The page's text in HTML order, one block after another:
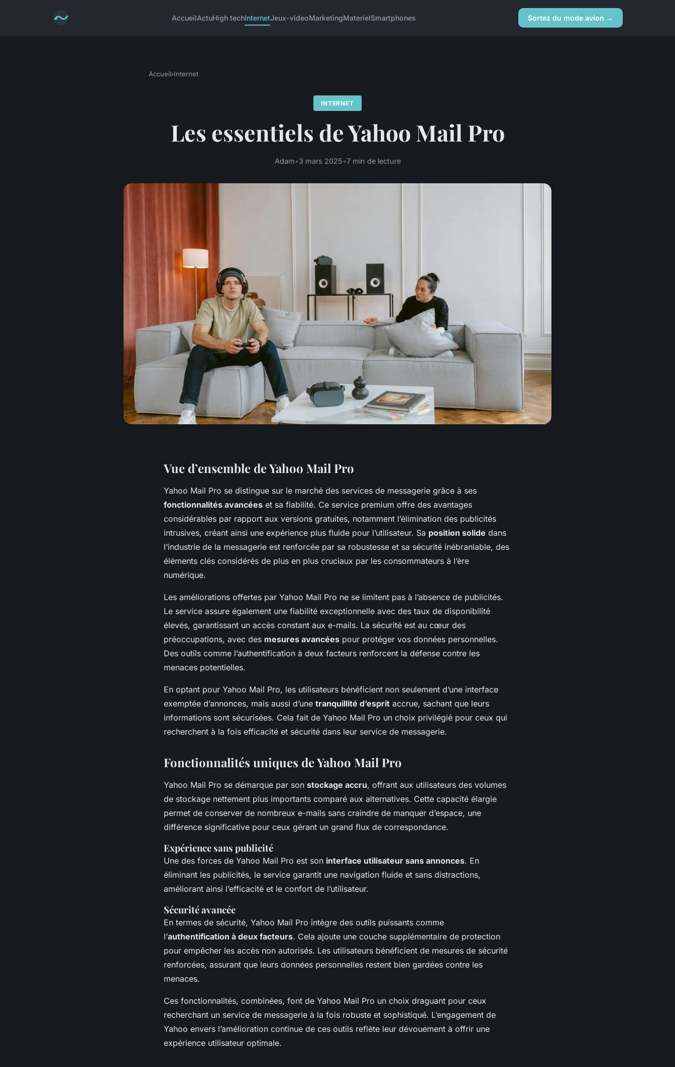
AccueilActuHigh techInternetJeux-videoMarketingMaterielSmartphones Sortez du mode avion →
Accueil›Internet
INTERNET
Les essentiels de Yahoo Mail Pro
Adam•3 mars 2025•7 min de lecture
Vue d’ensemble de Yahoo Mail Pro
Yahoo Mail Pro se distingue sur le marché des services de messagerie grâce à ses
fonctionnalités avancées et sa fiabilité. Ce service premium offre des avantages
considérables par rapport aux versions gratuites, notamment l’élimination des publicités
intrusives, créant ainsi une expérience plus fluide pour l’utilisateur. Sa position solide dans
l’industrie de la messagerie est renforcée par sa robustesse et sa sécurité inébranlable, des
éléments clés considérés de plus en plus cruciaux par les consommateurs à l’ère
numérique.
Les améliorations offertes par Yahoo Mail Pro ne se limitent pas à l’absence de publicités.
Le service assure également une fiabilité exceptionnelle avec des taux de disponibilité
élevés, garantissant un accès constant aux e-mails. La sécurité est au cœur des
préoccupations, avec des mesures avancées pour protéger vos données personnelles.
Des outils comme l’authentification à deux facteurs renforcent la défense contre les
menaces potentielles.
En optant pour Yahoo Mail Pro, les utilisateurs bénéficient non seulement d’une interface
exemptée d’annonces, mais aussi d’une tranquillité d’esprit accrue, sachant que leurs
informations sont sécurisées. Cela fait de Yahoo Mail Pro un choix privilégié pour ceux qui
recherchent à la fois efficacité et sécurité dans leur service de messagerie.
Fonctionnalités uniques de Yahoo Mail Pro
Yahoo Mail Pro se démarque par son stockage accru, offrant aux utilisateurs des volumes
de stockage nettement plus importants comparé aux alternatives. Cette capacité élargie
permet de conserver de nombreux e-mails sans craindre de manquer d’espace, une
différence significative pour ceux gérant un grand flux de correspondance.
Expérience sans publicité
Une des forces de Yahoo Mail Pro est son interface utilisateur sans annonces. En
éliminant les publicités, le service garantit une navigation fluide et sans distractions,
améliorant ainsi l’efficacité et le confort de l’utilisateur.
Sécurité avancée
En termes de sécurité, Yahoo Mail Pro intègre des outils puissants comme
l’authentification à deux facteurs. Cela ajoute une couche supplémentaire de protection
pour empêcher les accès non autorisés. Les utilisateurs bénéficient de mesures de sécurité
renforcées, assurant que leurs données personnelles restent bien gardées contre les
menaces.
Ces fonctionnalités, combinées, font de Yahoo Mail Pro un choix draguant pour ceux
recherchant un service de messagerie à la fois robuste et sophistiqué. L’engagement de
Yahoo envers l’amélioration continue de ces outils reflète leur dévouement à offrir une
expérience utilisateur optimale.